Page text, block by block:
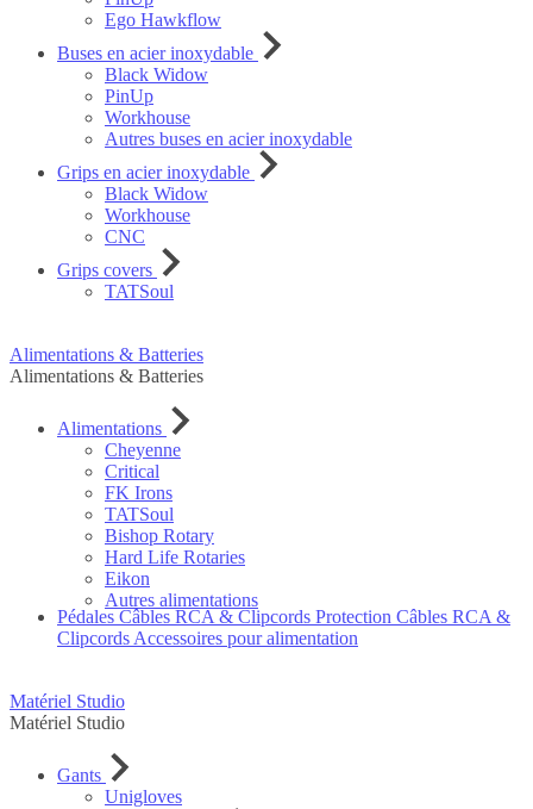
Ego Hawkflow
Buses en acier inoxydable
Black Widow
PinUp
Workhouse
Autres buses en acier inoxydable
Grips en acier inoxydable
Black Widow
Workhouse
CNC
Grips covers
TATSoul
Alimentations & Batteries
Alimentations & Batteries
Alimentations
Cheyenne
Critical
FK Irons
TATSoul
Bishop Rotary
Hard Life Rotaries
Eikon
Autres alimentations
Pédales Câbles RCA & Clipcords Protection Câbles RCA &
Clipcords Accessoires pour alimentation
Matériel Studio
Matériel Studio
Gants
Unigloves